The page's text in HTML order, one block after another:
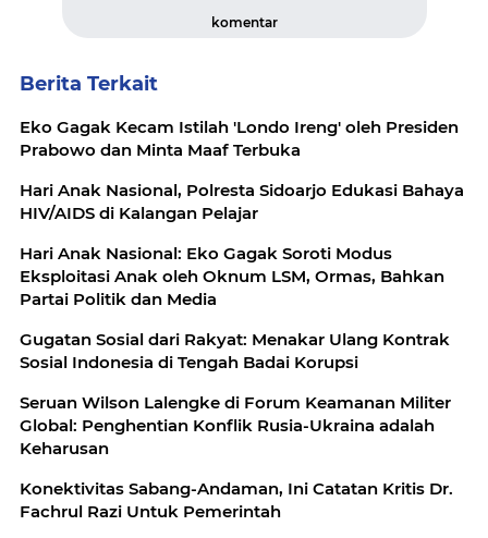
komentar
Berita Terkait
Eko Gagak Kecam Istilah 'Londo Ireng' oleh Presiden
Prabowo dan Minta Maaf Terbuka
Hari Anak Nasional, Polresta Sidoarjo Edukasi Bahaya
HIV/AIDS di Kalangan Pelajar
Hari Anak Nasional: Eko Gagak Soroti Modus
Eksploitasi Anak oleh Oknum LSM, Ormas, Bahkan
Partai Politik dan Media
Gugatan Sosial dari Rakyat: Menakar Ulang Kontrak
Sosial Indonesia di Tengah Badai Korupsi
Seruan Wilson Lalengke di Forum Keamanan Militer
Global: Penghentian Konflik Rusia-Ukraina adalah
Keharusan
Konektivitas Sabang-Andaman, Ini Catatan Kritis Dr.
Fachrul Razi Untuk Pemerintah